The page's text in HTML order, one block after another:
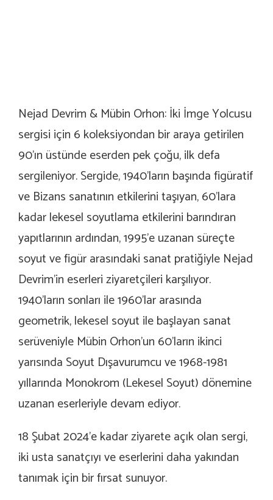
Nejad Devrim & Mübin Orhon: İki İmge Yolcusu
sergisi için 6 koleksiyondan bir araya getirilen
90’ın üstünde eserden pek çoğu, ilk defa
sergileniyor. Sergide, 1940’ların başında figüratif
ve Bizans sanatının etkilerini taşıyan, 60’lara
kadar lekesel soyutlama etkilerini barındıran
yapıtlarının ardından, 1995’e uzanan süreçte
soyut ve figür arasındaki sanat pratiğiyle Nejad
Devrim’in eserleri ziyaretçileri karşılıyor.
1940’ların sonları ile 1960’lar arasında
geometrik, lekesel soyut ile başlayan sanat
serüveniyle Mübin Orhon’un 60’ların ikinci
yarısında Soyut Dışavurumcu ve 1968-1981
yıllarında Monokrom (Lekesel Soyut) dönemine
uzanan eserleriyle devam ediyor.
18 Şubat 2024’e kadar ziyarete açık olan sergi,
iki usta sanatçıyı ve eserlerini daha yakından
tanımak için bir fırsat sunuyor.